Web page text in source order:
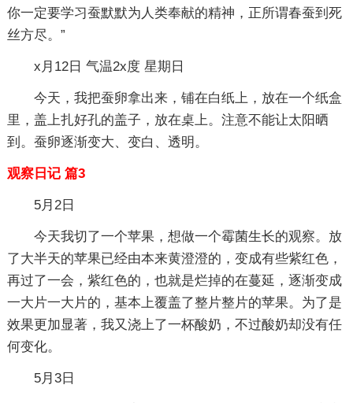
你一定要学习蚕默默为人类奉献的精神，正所谓春蚕到死
丝方尽。”
x月12日 气温2x度 星期日
今天，我把蚕卵拿出来，铺在白纸上，放在一个纸盒
里，盖上扎好孔的盖子，放在桌上。注意不能让太阳晒
到。蚕卵逐渐变大、变白、透明。
观察日记 篇3
5月2日
今天我切了一个苹果，想做一个霉菌生长的观察。放
了大半天的苹果已经由本来黄澄澄的，变成有些紫红色，
再过了一会，紫红色的，也就是烂掉的在蔓延，逐渐变成
一大片一大片的，基本上覆盖了整片整片的苹果。为了是
效果更加显著，我又浇上了一杯酸奶，不过酸奶却没有任
何变化。
5月3日